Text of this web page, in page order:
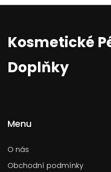
Kosmetické
Doplňky
Menu
O nás
Obchodní podmínky